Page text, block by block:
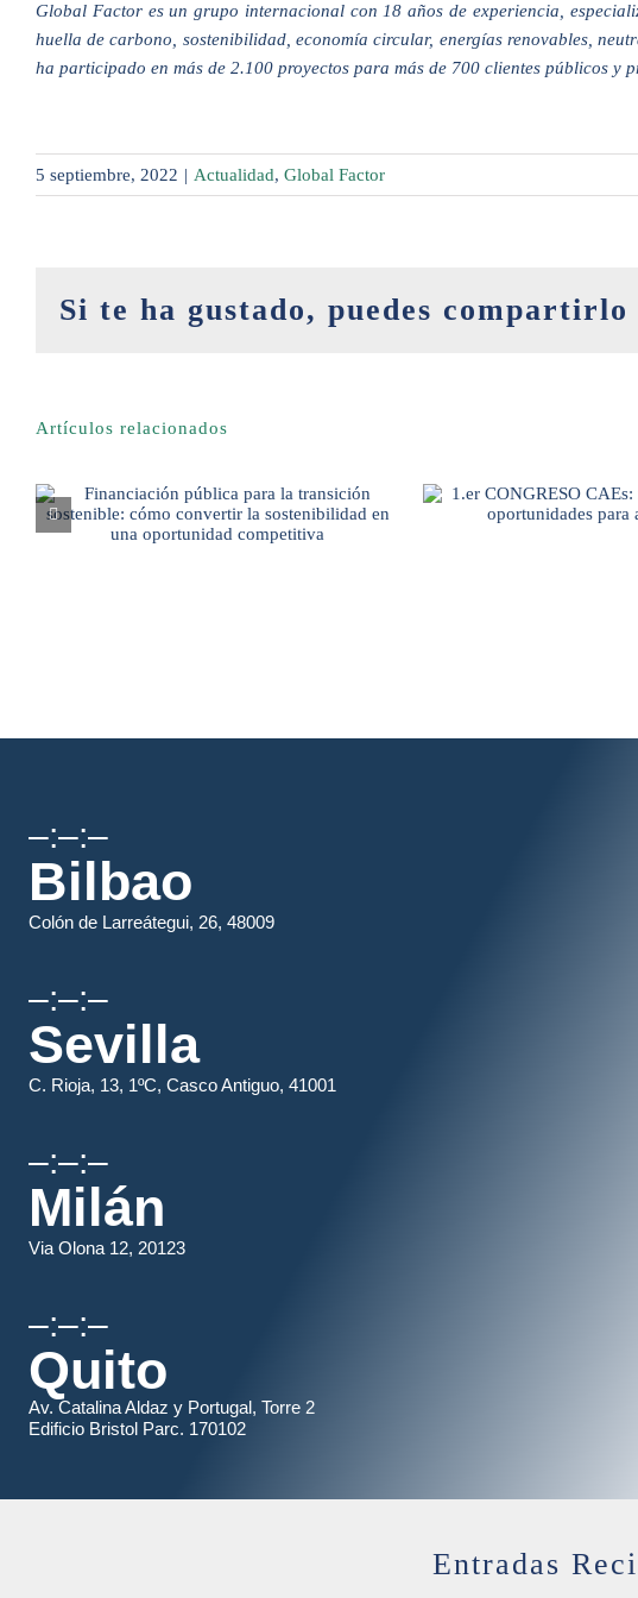
Global Factor es un grupo internacional con 18 años de experiencia,
huella de carbono, sostenibilidad, economía circular, energías renovables,
ha participado en más de 2.100 proyectos para más de 700 clientes públicos y
5 septiembre, 2022 | Actualidad, Global Factor
Si te ha gustado, puedes compartirlo
Artículos relacionados
–:–:–
Bilbao
Colón de Larreátegui, 26, 48009
–:–:–
Sevilla
C. Rioja, 13, 1ºC, Casco Antiguo, 41001
–:–:–
Milán
Via Olona 12, 20123
–:–:–
Quito
Av. Catalina Aldaz y Portugal, Torre 2
Edificio Bristol Parc. 170102
Entradas